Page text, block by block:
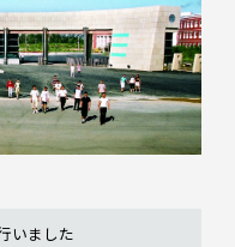
いました